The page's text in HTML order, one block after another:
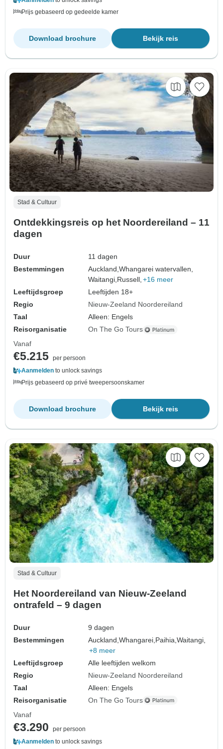
Prijs gebaseerd op gedeelde kamer
Bekijk reis
Download brochure
Stad & Cultuur
Ontdekkingsreis op het Noordereiland – 11
dagen
Duur
11 dagen
Bestemmingen
Auckland,Whangarei watervallen,
Waitangi,Russell, +16 meer
Leeftijdsgroep
Leeftijden 18+
Regio
Nieuw-Zeeland Noordereiland
Taal
Alleen: Engels
Reisorganisatie
On The Go Tours
Vanaf
€5.215 per persoon
Aanmelden to unlock savings
Prijs gebaseerd op privé tweepersoonskamer
Bekijk reis
Download brochure
Stad & Cultuur
Het Noordereiland van Nieuw-Zeeland
ontrafeld – 9 dagen
Duur
9 dagen
Bestemmingen
Auckland,Whangarei, Paihia,Waitangi,
+8 meer
Leeftijdsgroep
Alle leeftijden welkom
Regio
Nieuw-Zeeland Noordereiland
Taal
Alleen: Engels
Reisorganisatie
On The Go Tours
Vanaf
€3.290
per persoon
Aanmelden to unlock savings